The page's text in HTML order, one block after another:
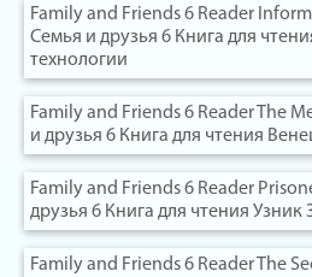
Family and Friends 6 Reader
Семья и друзья 6 Книга для
технологии
Family and Friends 6 Reader The
и друзья 6 Книга для чтения
Family and Friends 6 Reader
друзья 6 Книга для чтения Узник
Family and Friends 6 Reader The